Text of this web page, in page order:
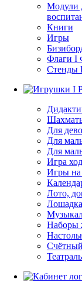
Модули
Книги
Игры
Флаги I
Стенды
Для
Для
Для
Игра
Игры на
Лото,
Наборы